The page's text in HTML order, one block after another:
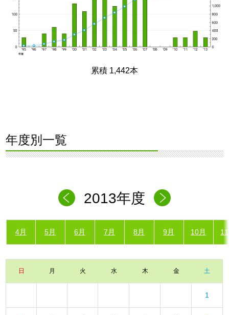
累積 1,442本
年度別一覧
2013年度
4月 5月 6月 7月 8月 9月 10月
日 月 火 水 木 金 土
1